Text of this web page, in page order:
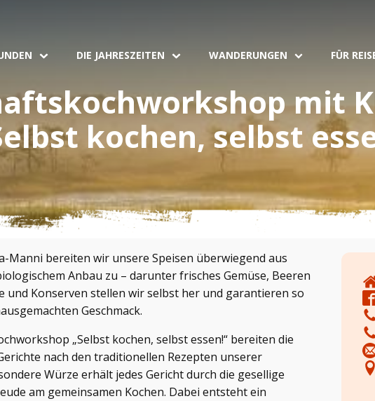
DIE JAHRESZEITEN WANDERUNGEN FÜR
mit
kochen, selbst
Manni bereiten wir unsere Speisen überwiegend aus
Anbau zu – darunter frisches Gemüse, Beeren
und Konserven stellen wir selbst her und garantieren so
Geschmack.
„Selbst kochen, selbst essen!“ bereiten die
nach den traditionellen Rezepten unserer
Würze erhält jedes Gericht durch die gesellige
am gemeinsamen Kochen. Dabei entsteht ein